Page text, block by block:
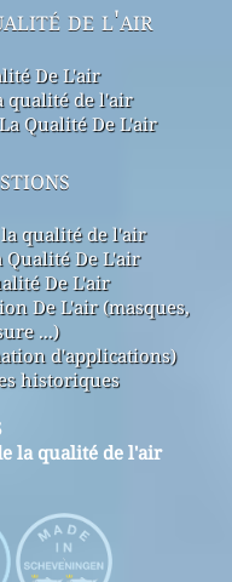
de l'air
De L'air
qualité de l'air
Qualité De L'air
qualité de l'air
Qualité De L'air
De L'air
De L'air (masques,
...)
d'applications)
historiques
la qualité de l'air